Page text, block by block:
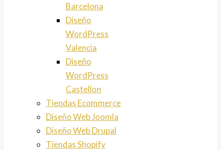
Barcelona
Diseño
WordPress
Valencia
Diseño
WordPress
Castellon
Tiendas Ecommerce
Diseño Web Joomla
Diseño Web Drupal
Tiendas Shopify